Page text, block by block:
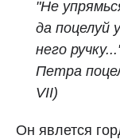
"Не
да поцелуй
него
Петра
VII)
Он явлется